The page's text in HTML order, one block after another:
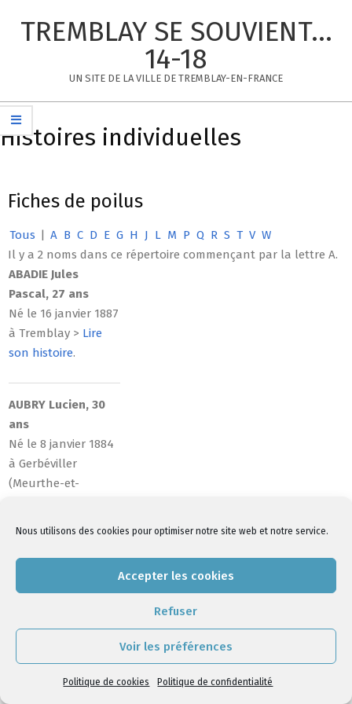
Nous utilisons des cookies pour optimiser notre site web et notre service.
Accepter les cookies
Refuser
Voir les préférences
Politique de cookies Politique de confidentialité
TREMBLAY SE SOUVIENT...
14-18
UN SITE DE LA VILLE DE TREMBLAY-EN-FRANCE
Primary
Navigation
Menu
Histoires individuelles
Fiches de poilus
Tous | A B C D E G H J L M P Q R S T V W
Il y a 2 noms dans ce répertoire commençant par la lettre A.
ABADIE Jules
Pascal, 27 ans
Né le 16 janvier 1887
à Tremblay > Lire
son histoire.
AUBRY Lucien, 30
ans
Né le 8 janvier 1884
à Gerbéviller
(Meurthe-et-
07-
Politique de cookies|Politique de confidentialité